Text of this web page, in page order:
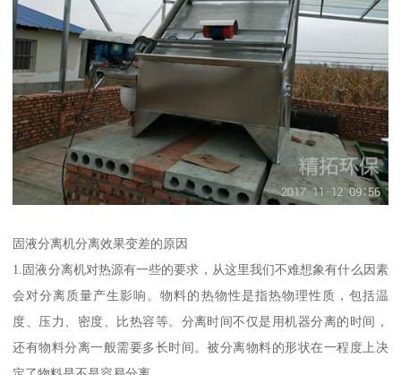
固液分离机分离效果变差的原因
1.固液分离机对热源有一些的要求，从这里我们不难想象有什么因素
会对分离质量产生影响。物料的热物性是指热物理性质，包括温
度、压力、密度、比热容等。分离时间不仅是用机器分离的时间，
还有物料分离一般需要多长时间。被分离物料的形状在一程度上决